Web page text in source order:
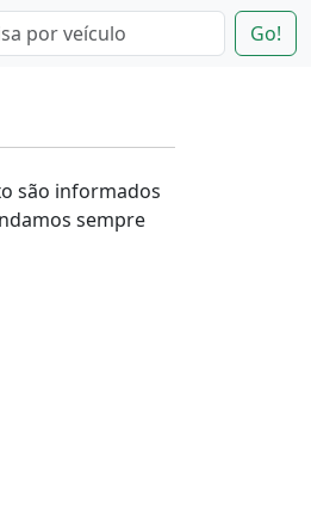
Go!
são informados
sempre